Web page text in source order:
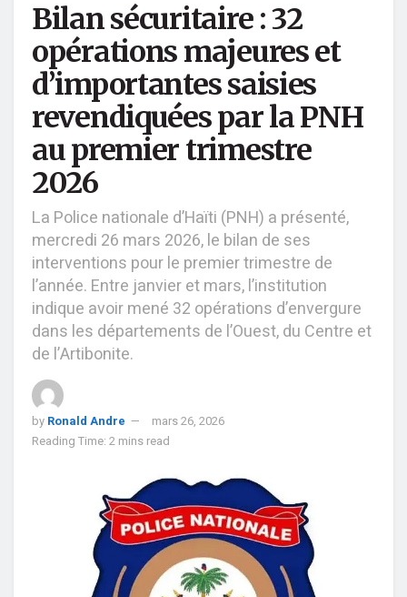
Bilan sécuritaire : 32
opérations majeures et
d’importantes saisies
revendiquées par la PNH
au premier trimestre
2026
La Police nationale d’Haïti (PNH) a présenté,
mercredi 26 mars 2026, le bilan de ses
interventions pour le premier trimestre de
l’année. Entre janvier et mars, l’institution
indique avoir mené 32 opérations d’envergure
dans les départements de l’Ouest, du Centre et
de l’Artibonite.
by Ronald Andre
mars 26, 2026
Reading Time: 2 mins read